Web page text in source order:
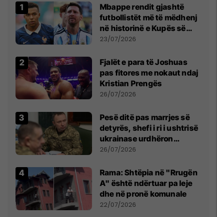
Mbappe rendit gjashtë
futbollistët më të mëdhenj
në historinë e Kupës së
Botës, Messi mbetet i dyti
23/07/2026
Fjalët e para të Joshuas
pas fitores me nokaut ndaj
Kristian Prengës
26/07/2026
Pesë ditë pas marrjes së
detyrës, shefi i ri i ushtrisë
ukrainase urdhëron
kontroll të madh
26/07/2026
Rama: Shtëpia në "Rrugën
A" është ndërtuar pa leje
dhe në pronë komunale
22/07/2026